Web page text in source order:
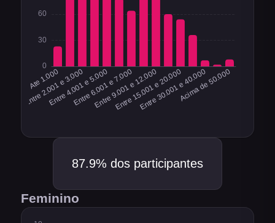
87.9% dos participantes
Feminino